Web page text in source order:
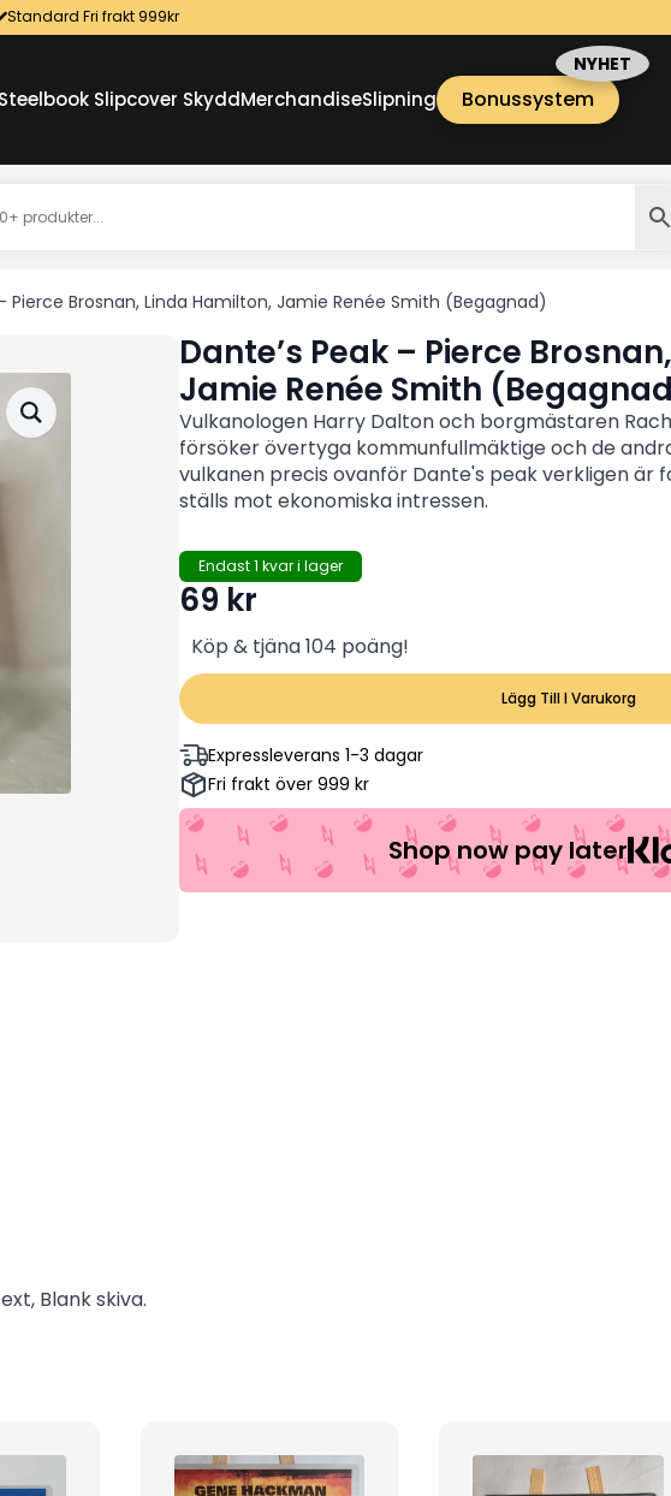
Standard Fri frakt 999kr
Slipcover SkyddMerchandiseSlipning Bonussystem
Pierce Brosnan, Linda Hamilton, Jamie Renée Smith (Begagnad)
Dante’s Peak – Pierce
Jamie Renée Smith
Vulkanologen Harry Dalton och borgmästaren
försöker övertyga kommunfullmäktige och de
vulkanen precis ovanför Dante's peak verkligen är
ställs mot ekonomiska intressen.
Endast 1 kvar i lager
69 kr
Köp & tjäna 104 poäng!
Lägg Till I Varukorg
Expressleverans 1-3 dagar
Fri frakt över 999 kr
Shop now pay later
Blank skiva.